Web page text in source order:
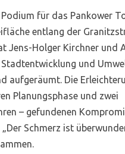
für das Pankower
entlang der
Jens-Holger Kirchner und
und
aufgeräumt. Die
Planungsphase und zwei
– gefundenen
Schmerz ist